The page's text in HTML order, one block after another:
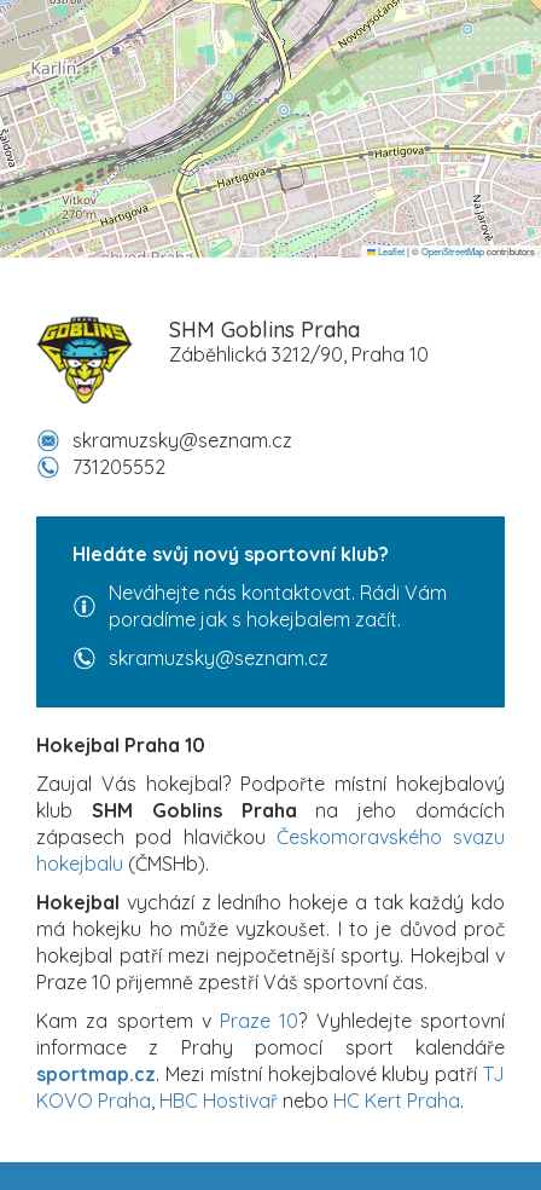
Leaflet|©OpenStreetMapcontributors
SHM Goblins Praha
Záběhlická 3212/90, Praha 10
skramuzsky@seznam.cz
731205552
Hledáte svůj nový sportovní klub?
Neváhejte nás kontaktovat. Rádi Vám
poradíme jak s hokejbalem začít.
skramuzsky@seznam.cz
Hokejbal Praha 10
Zaujal Vás hokejbal? Podpořte místní hokejbalový
klub SHM Goblins Praha na jeho domácích
zápasech pod hlavičkou Českomoravského svazu
hokejbalu (ČMSHb).
Hokejbal vychází z ledního hokeje a tak každý kdo
má hokejku ho může vyzkoušet. I to je důvod proč
hokejbal patří mezi nejpočetnější sporty. Hokejbal v
Praze 10 přijemně zpestří Váš sportovní čas.
Kam za sportem v Praze 10? Vyhledejte sportovní
informace z Prahy pomocí sport kalendáře
sportmap.cz. Mezi místní hokejbalové kluby patří TJ
KOVO Praha HBC Hostivař nebo HC Kert Praha.